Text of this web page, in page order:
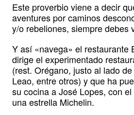
Este proverbio viene a decir
aventures por caminos
y/o rebeliones, siempre debes
Y así «navega» el restaurante
dirige el experimentado
(rest. Orégano, justo al lado de
Leao, entre otros) y que ha
su cocina a José Lopes, con
una estrella Michelin.